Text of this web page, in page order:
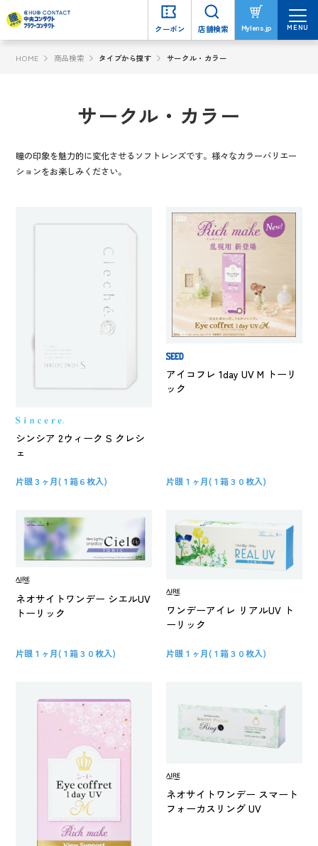
クーポン 店舗検索 Mylens.jp MENU
HOME 商品検索 タイプから探す サークル・カラー
サークル・カラー
瞳の印象を魅力的に変化させるソフトレンズです。様々なカラーバリエー
ションをお楽しみください。
シンシア 2ウィーク S クレシ
ェ
片眼３ヶ月(１箱６枚入)
アイコフレ 1day UV M トーリ
ック
片眼１ヶ月(１箱３０枚入)
ネオサイトワンデー シエルUV
トーリック
片眼１ヶ月(１箱３０枚入)
ワンデーアイレ リアルUV ト
ーリック
片眼１ヶ月(１箱３０枚入)
ネオサイトワンデー スマート
フォーカスリング UV
クーポン 店舗検索 Mylens.jp MENU